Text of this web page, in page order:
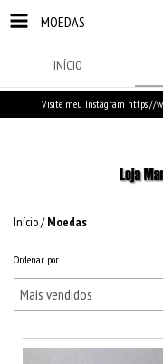
MOEDAS
INÍCIO
Visite meu Instagram https://
Início/ Moedas
Ordenar por